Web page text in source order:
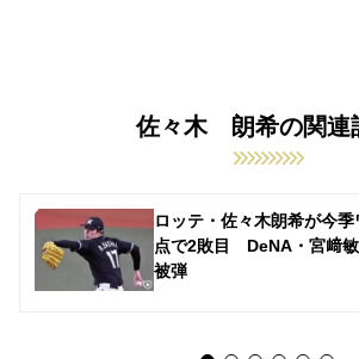
佐々木 朗希の関連
ロッテ・佐々木朗希が今
点で2敗目 DeNA・宮﨑
被弾